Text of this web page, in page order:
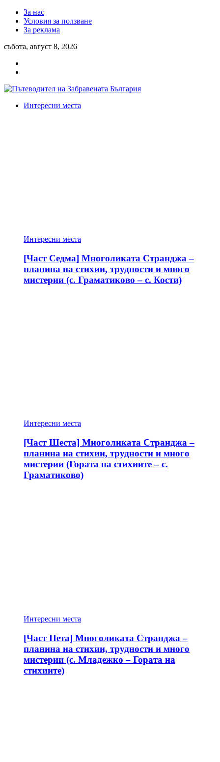
За нас
Условия за ползване
За реклама
събота, август 8, 2026
Интересни места
Интересни места
[Част Седма] Многоликата Странджа –
планина на стихии, трудности и много
мистерии (с. Граматиково – с. Кости)
Интересни места
[Част Шеста] Многоликата Странджа –
планина на стихии, трудности и много
мистерии (Гората на стихиите – с.
Граматиково)
Интересни места
[Част Пета] Многоликата Странджа –
планина на стихии, трудности и много
мистерии (с. Младежко – Гората на
стихиите)